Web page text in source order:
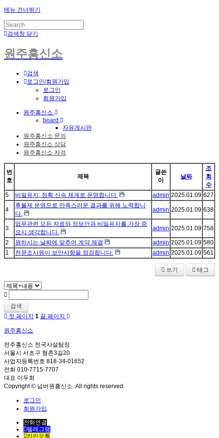
메뉴 건너뛰기
검색창 닫기
원주흥신소
검색
로그인/회원가입
로그인
회원가입
원주흥신소
board
자유게시판
원주흥신소 문의
원주흥신소 상담
원주흥신소 자격
번
호
제목
글쓴
이
날짜
조
회
수
5
비밀유지, 정확 신속 체계로 운영합니다. admin 2025.01.09 627
4
후불제 운영으로 만족스러운 결과를 위해 노력합니
다.
admin 2025.01.09 638
3
업무관련 모든 자료와 정보안과 비밀유지를 가장 중
요시 생각합니다.
admin 2025.01.09 758
2 원하시는 날짜에 맞추어 계약 체결 admin 2025.01.09 580
1
전문조사원이 보안사항을 점검합니다. admin 2025.01.09 561
쓰기 태그
검색
첫 페이지 1 끝 페이지
원주흥신소
전주흥신소 전국사설탐정
서울시 서초구 형촌3길20
사업자등록번호 818-34-01652
전화 010-7715-7707
대표 이두희
Copyright © 넘버원흥신소. All rights reserved.
로그인
회원가입
전화연결
텔레그램
카카오톡